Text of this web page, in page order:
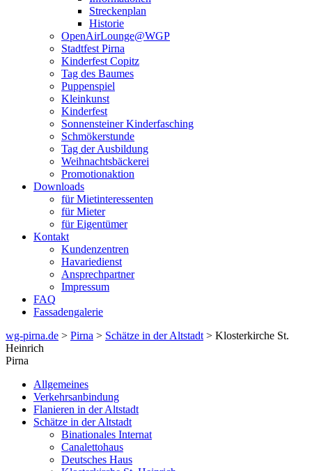
Streckenplan
Historie
OpenAirLounge@WGP
Stadtfest Pirna
Kinderfest Copitz
Tag des Baumes
Puppenspiel
Kleinkunst
Kinderfest
Sonnensteiner Kinderfasching
Schmökerstunde
Tag der Ausbildung
Weihnachtsbäckerei
Promotionaktion
Downloads
für Mietinteressenten
für Mieter
für Eigentümer
Kontakt
Kundenzentren
Havariedienst
Ansprechpartner
Impressum
FAQ
Fassadengalerie
wg-pirna.de > Pirna > Schätze in der Altstadt > Klosterkirche St.
Heinrich
Pirna
Allgemeines
Verkehrsanbindung
Flanieren in der Altstadt
Schätze in der Altstadt
Binationales Internat
Canalettohaus
Deutsches Haus